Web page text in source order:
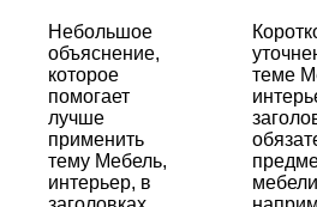
Небольшое
объяснение,
которое
помогает
лучше
применить
тему Мебель,
интерьер, в
теме
мебели